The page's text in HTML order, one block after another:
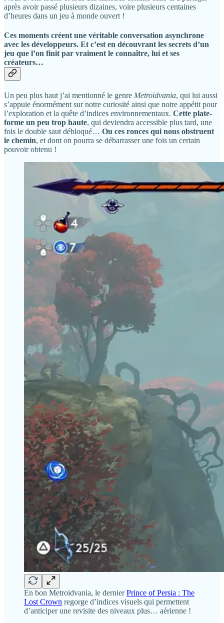
après avoir passé plusieurs dizaines, voire plusieurs centaines
d’heures dans un jeu à monde ouvert !
Ces moments créent une véritable conversation asynchrone
avec les développeurs. Et c’est en découvrant les secrets d’un
jeu que l’on finit par vraiment le connaître, lui et ses
créateurs…
Un peu plus haut j’ai mentionné le genre Metroidvania, qui lui aussi
s’appuie énormément sur notre curiosité ainsi que notre appétit pour
l’exploration et la quête d’indices environnementaux. Cette plate-
forme un peu trop haute, qui deviendra accessible plus tard, une
fois le double saut débloqué… Ou ces ronces qui nous obstruent
le chemin, et dont on pourra se débarrasser une fois un certain
pouvoir obtenu !
En bon Metroidvania, le dernierPrince of Persia : The
Lost Crown regorge d’indices visuels qui permettent
d’anticiper une revisite des niveaux plus… aérienne !